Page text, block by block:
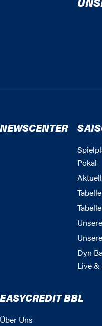
NEWSCENTER
Pokal
Tabelle
Dyn
Live
EASYCREDIT BBL
Über Uns